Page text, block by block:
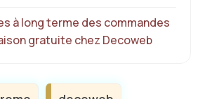
à long terme des commandes
gratuite chez Decoweb